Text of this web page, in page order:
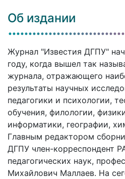
Об издании
Журнал "Известия ДГПУ"
году, когда вышел так
журнала, отражающего
результаты научных
педагогики и психологии,
обучения, филологии,
информатики, географии,
Главным редактором
ДГПУ член-корреспондент
педагогических наук,
Михайлович Маллаев. На